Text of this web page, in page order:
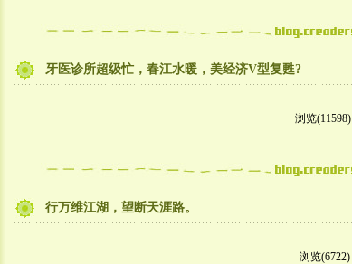
牙医诊所超级忙，春江水暖，美经济V型复甦?
浏览(11598)
行万维江湖，望断天涯路。
浏览(6722)